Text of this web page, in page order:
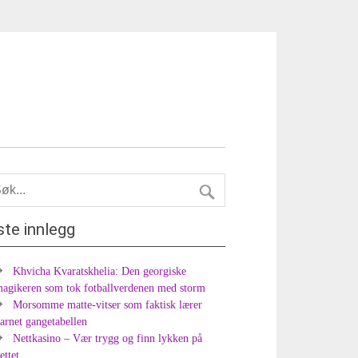
innlegg
Khvicha Kvaratskhelia: Den georgiske
som tok fotballverdenen med storm
Morsomme matte-vitser som faktisk lærer
gangetabellen
Nettkasino – Vær trygg og finn lykken på